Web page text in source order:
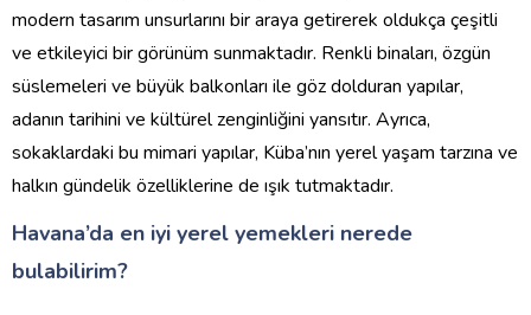
modern tasarım unsurlarını bir araya getirerek oldukça çeşitli
ve etkileyici bir görünüm sunmaktadır. Renkli binaları, özgün
süslemeleri ve büyük balkonları ile göz dolduran yapılar,
adanın tarihini ve kültürel zenginliğini yansıtır. Ayrıca,
sokaklardaki bu mimari yapılar, Küba’nın yerel yaşam tarzına ve
halkın gündelik özelliklerine de ışık tutmaktadır.
Havana’da en iyi yerel yemekleri nerede
bulabilirim?